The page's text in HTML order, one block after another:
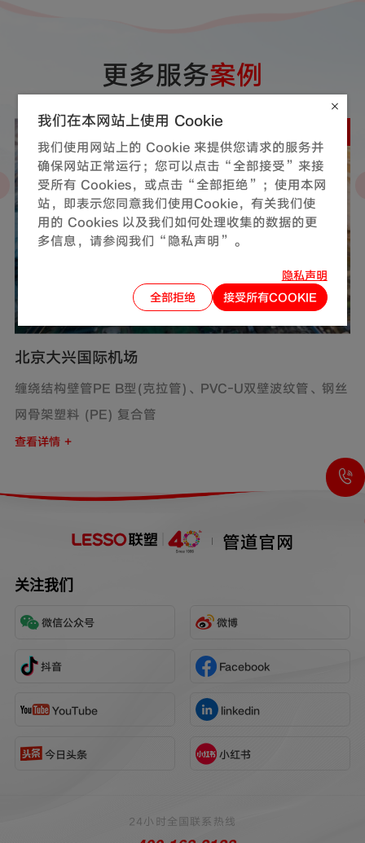
更多服务案例
北京大兴国际机场
缠绕结构壁管PE B型(克拉管)、PVC-U双壁波纹管、钢丝
网骨架塑料 (PE) 复合管
查看详情 +
管道官网
关注我们
微信公众号 微博
抖音 Facebook
YouTube linkedin
今日头条 小红书
24小时全国联系热线
我们在本网站上使用 Cookie
我们使用网站上的 Cookie 来提供您请求的服务并
确保网站正常运行；您可以点击“全部接受”来接
受所有 Cookies，或点击“全部拒绝”；使用本网
站，即表示您同意我们使用Cookie，有关我们使
用的 Cookies 以及我们如何处理收集的数据的更
多信息，请参阅我们“隐私声明”。
隐私声明
全部拒绝
接受所有COOKIE